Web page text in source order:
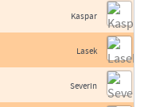
Kaspar
Lasek
Severin